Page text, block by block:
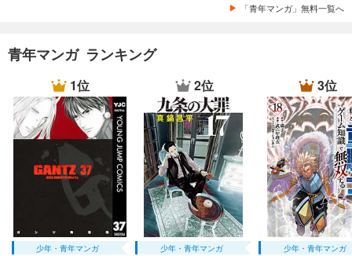
「青年マンガ」無料一覧へ
青年マンガ ランキング
1位
少年・青年マンガ
2位
少年・青年マンガ
3位
少年・青年マンガ